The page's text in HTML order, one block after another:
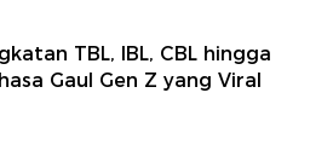
TBL, IBL, CBL hingga
Gaul Gen Z yang Viral